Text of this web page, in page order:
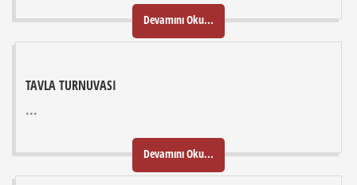
Devamını Oku...
TAVLA TURNUVASI
...
Devamını Oku...